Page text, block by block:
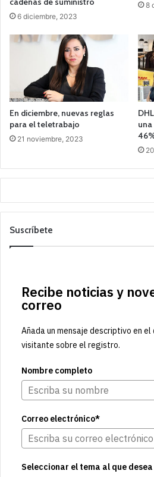
6 diciembre, 2023
8
En diciembre, nuevas reglas
para el teletrabajo
21 noviembre, 2023
Suscríbete
Recibe noticias y
correo
Añada un mensaje descriptivo en
visitante sobre el registro.
Nombre completo
Correo electrónico*
Seleccionar el tema al que